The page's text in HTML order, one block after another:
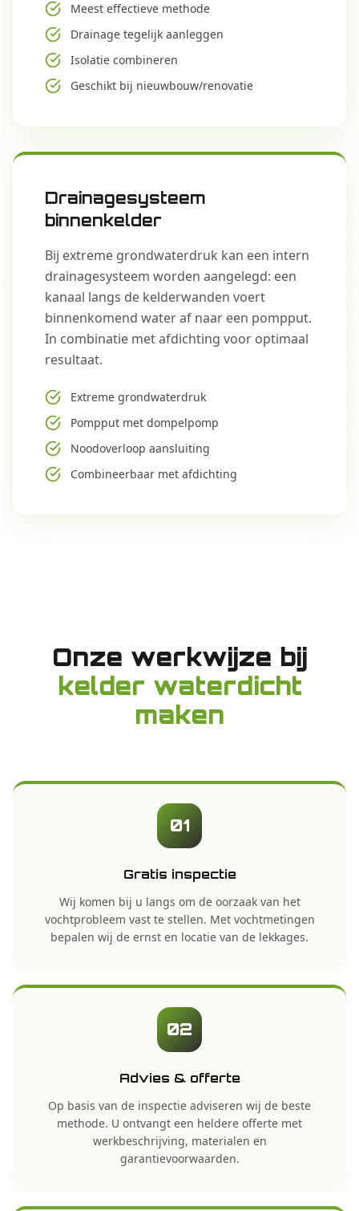
Meest effectieve methode
Drainage tegelijk aanleggen
Isolatie combineren
Geschikt bij nieuwbouw/renovatie
Drainagesysteem
binnenkelder
Bij extreme grondwaterdruk kan een intern
drainagesysteem worden aangelegd: een
kanaal langs de kelderwanden voert
binnenkomend water af naar een pompput.
In combinatie met afdichting voor optimaal
resultaat.
Extreme grondwaterdruk
Pompput met dompelpomp
Noodoverloop aansluiting
Combineerbaar met afdichting
Onze werkwijze bij
kelder waterdicht
maken
01
Gratis inspectie
Wij komen bij u langs om de oorzaak van het
vochtprobleem vast te stellen. Met vochtmetingen
bepalen wij de ernst en locatie van de lekkages.
02
Advies & offerte
Op basis van de inspectie adviseren wij de beste
methode. U ontvangt een heldere offerte met
werkbeschrijving, materialen en
garantievoorwaarden.